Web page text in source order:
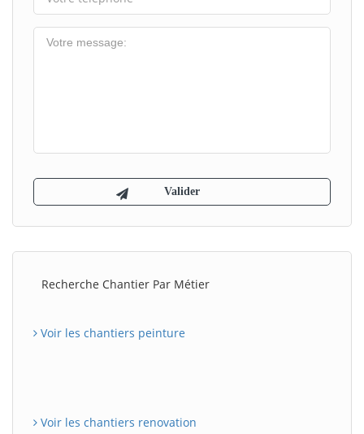
Recherche Chantier Par Métier
Voir les chantiers peinture
Voir les chantiers renovation